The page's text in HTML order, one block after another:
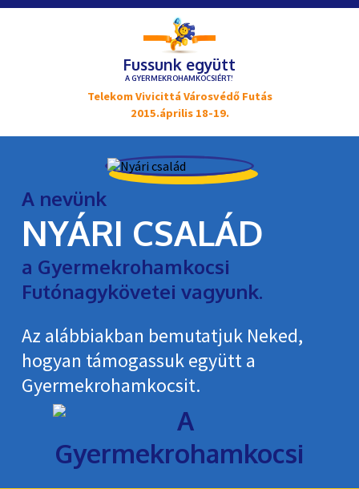
Fussunk együtt
A GYERMEKROHAMKOCSIÉRT!
Telekom Vivicittá Városvédő Futás
2015.április 18-19.
A nevünk
NYÁRI CSALÁD
a Gyermekrohamkocsi
Futónagykövetei vagyunk.
Az alábbiakban bemutatjuk Neked,
hogyan támogassuk együtt a
Gyermekroham­kocsit.